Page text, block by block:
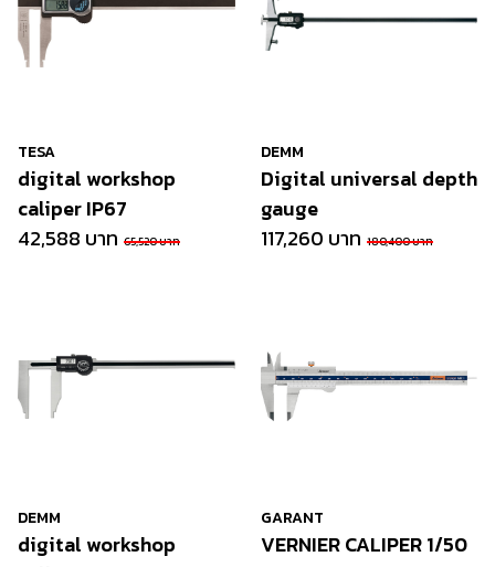
TESA
digital workshop
caliper IP67
42,588 บาท 65,520 บาท
DEMM
Digital universal depth
gauge
117,260 บาท 180,400 บาท
DEMM
digital workshop
GARANT
VERNIER CALIPER 1/50